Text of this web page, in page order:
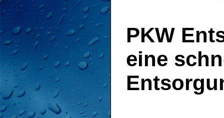
PKW
eine